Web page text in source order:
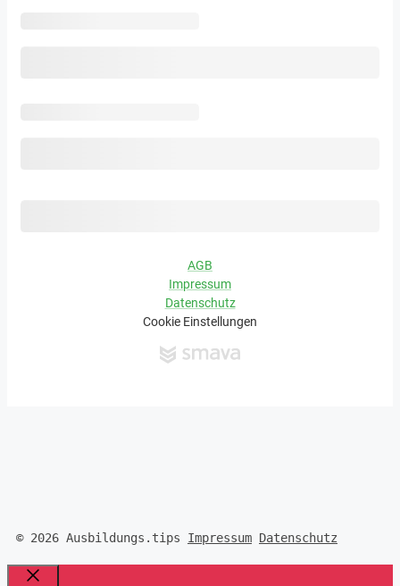
© 2026 Ausbildungs.tips Impressum Datenschutz